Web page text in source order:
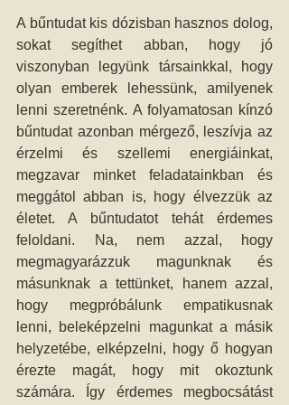
A bűntudat kis dózisban hasznos dolog,
sokat segíthet abban, hogy jó
viszonyban legyünk társainkkal, hogy
olyan emberek lehessünk, amilyenek
lenni szeretnénk. A folyamatosan kínzó
bűntudat azonban mérgező, leszívja az
érzelmi és szellemi energiáinkat,
megzavar minket feladatainkban és
meggátol abban is, hogy élvezzük az
életet. A bűntudatot tehát érdemes
feloldani. Na, nem azzal, hogy
megmagyarázzuk magunknak és
másunknak a tettünket, hanem azzal,
hogy megpróbálunk empatikusnak
lenni, beleképzelni magunkat a másik
helyzetébe, elképzelni, hogy ő hogyan
érezte magát, hogy mit okoztunk
számára. Így érdemes megbocsátást